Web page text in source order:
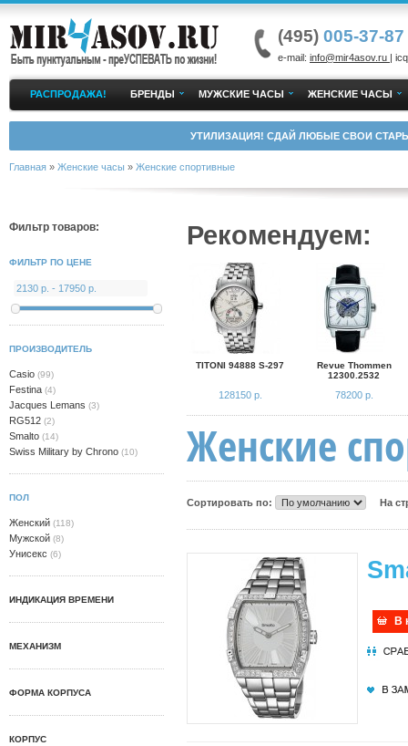
(495) 005-37-87
e-mail: info@mir4asov.ru |
РАСПРОДАЖА! БРЕНДЫ МУЖСКИЕ ЧАСЫ ЖЕНСКИЕ ЧАСЫ
УТИЛИЗАЦИЯ! СДАЙ ЛЮБЫЕ СВОИ
Главная » Женские часы » Женские спортивные
Фильтр товаров:
ФИЛЬТР ПО ЦЕНЕ
ПРОИЗВОДИТЕЛЬ
Casio (99)
Festina (4)
Jacques Lemans (3)
RG512 (2)
Smalto (14)
Swiss Military by Chrono (10)
ПОЛ
Женский (118)
Мужской (8)
Унисекс (6)
ИНДИКАЦИЯ ВРЕМЕНИ
МЕХАНИЗМ
ФОРМА КОРПУСА
КОРПУС
Рекомендуем:
TITONI 94888 S-297
128150 р.
Revue Thommen
12300.2532
78200 р.
Женские
Сортировать по: На
В